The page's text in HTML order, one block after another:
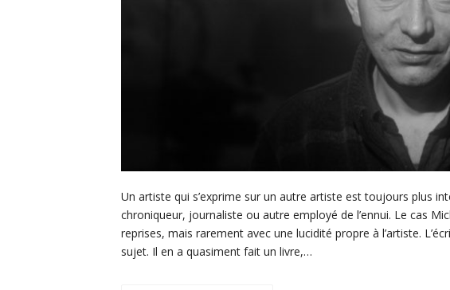
Un artiste qui s’exprime sur un autre artiste est toujours plus
chroniqueur, journaliste ou autre employé de l’ennui. Le cas
reprises, mais rarement avec une lucidité propre à l’artiste.
sujet. Il en a quasiment fait un livre,…